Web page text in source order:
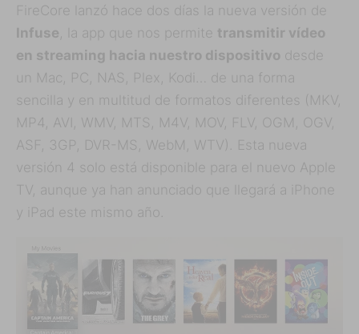
FireCore lanzó hace dos días la nueva versión de
Infuse, la app que nos permite transmitir vídeo
en streaming hacia nuestro dispositivo desde
un Mac, PC, NAS, Plex, Kodi… de una forma
sencilla y en multitud de formatos diferentes (MKV,
MP4, AVI, WMV, MTS, M4V, MOV, FLV, OGM, OGV,
ASF, 3GP, DVR-MS, WebM, WTV). Esta nueva
versión 4 solo está disponible para el nuevo Apple
TV, aunque ya han anunciado que llegará a iPhone
y iPad este mismo año.